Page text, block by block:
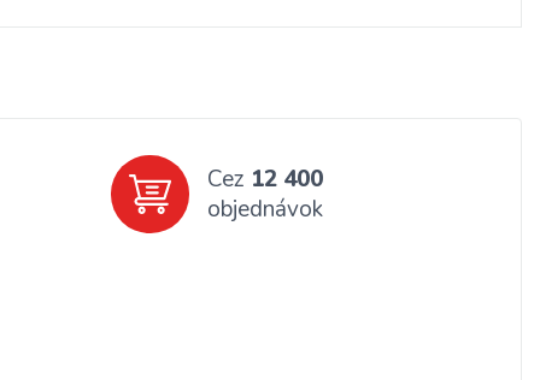
Cez 12 400
objednávok